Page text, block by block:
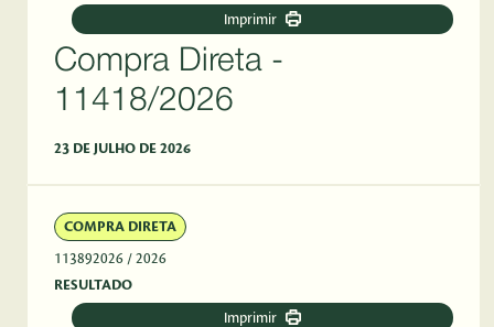
Imprimir
Compra Direta -
11418/2026
23 DE JULHO DE 2026
COMPRA DIRETA
113892026 / 2026
RESULTADO
Imprimir